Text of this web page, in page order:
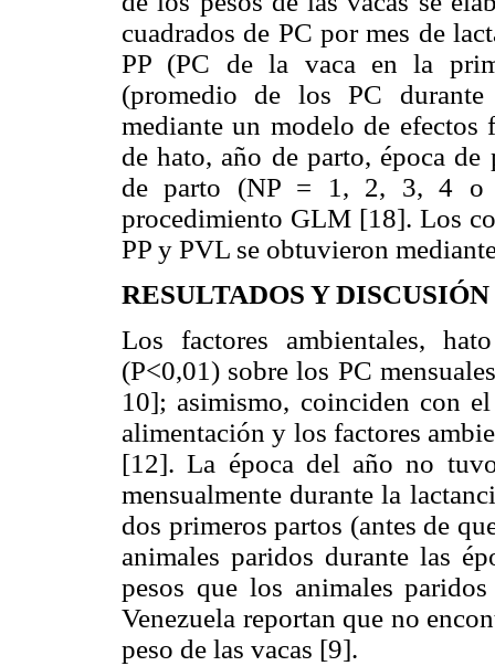
cuadrados de PC por mes de
PP (PC de la vaca en la
(promedio de los PC
mediante un modelo de
de hato, año de parto, época
de parto (NP = 1, 2, 3, 4 o
procedimiento GLM [18]. Los
PP y PVL se obtuvieron
RESULTADOS Y DISCUSIÓN
Los factores ambientales,
(P<0,01) sobre los PC
10]; asimismo, coinciden con
alimentación y los factores
[12]. La época del año no
mensualmente durante la
dos primeros partos (antes de
animales paridos durante las
pesos que los animales
Venezuela reportan que no
peso de las vacas [9].